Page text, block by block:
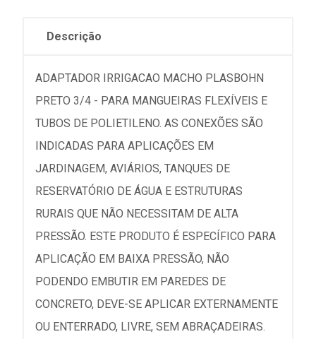
Descrição
ADAPTADOR IRRIGACAO MACHO PLASBOHN
PRETO 3/4 - PARA MANGUEIRAS FLEXÍVEIS E
TUBOS DE POLIETILENO. AS CONEXÕES SÃO
INDICADAS PARA APLICAÇÕES EM
JARDINAGEM, AVIÁRIOS, TANQUES DE
RESERVATÓRIO DE ÁGUA E ESTRUTURAS
RURAIS QUE NÃO NECESSITAM DE ALTA
PRESSÃO. ESTE PRODUTO É ESPECÍFICO PARA
APLICAÇÃO EM BAIXA PRESSÃO, NÃO
PODENDO EMBUTIR EM PAREDES DE
CONCRETO, DEVE-SE APLICAR EXTERNAMENTE
OU ENTERRADO, LIVRE, SEM ABRAÇADEIRAS.